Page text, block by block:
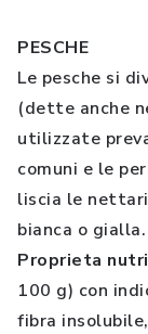
PESCHE
Le pesche si
(dette anche
utilizzate
comuni e le
liscia le
bianca o gialla.
Proprieta
100 g) con
fibra